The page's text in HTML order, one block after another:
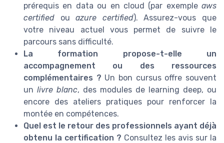
prérequis en data ou en cloud (par exemple aws
certified ouazure certified). Assurez-vous que
votre niveau actuel vous permet de suivre le
parcours sans difficulté.
La formation propose-t-elle un
accompagnement ou des ressources
complémentaires ? Un bon cursus offre souvent
un livre blanc, des modules de learning deep, ou
encore des ateliers pratiques pour renforcer la
montée en compétences.
Quel est le retour des professionnels ayant déjà
obtenu la certification ? Consultez les avis sur la